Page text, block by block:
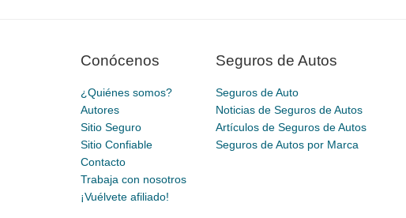
Conócenos
¿Quiénes somos?
Autores
Sitio Seguro
Sitio Confiable
Contacto
Trabaja con nosotros
¡Vuélvete afiliado!
Seguros de Autos
Seguros de Auto
Noticias de Seguros de Autos
Artículos de Seguros de Autos
Seguros de Autos por Marca